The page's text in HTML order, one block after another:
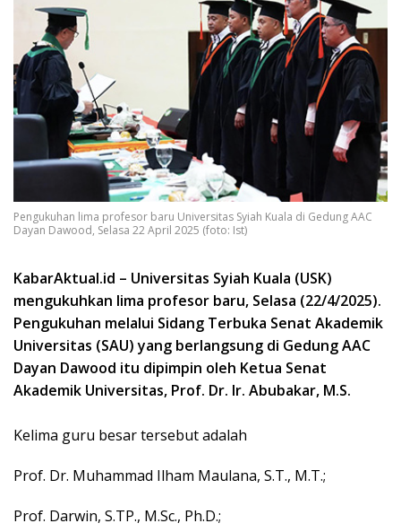
Pengukuhan lima profesor baru Universitas Syiah Kuala di Gedung AAC
Dayan Dawood, Selasa 22 April 2025 (foto: Ist)
KabarAktual.id – Universitas Syiah Kuala (USK)
mengukuhkan lima profesor baru, Selasa (22/4/2025).
Pengukuhan melalui Sidang Terbuka Senat Akademik
Universitas (SAU) yang berlangsung di Gedung AAC
Dayan Dawood itu dipimpin oleh Ketua Senat
Akademik Universitas, Prof. Dr. Ir. Abubakar, M.S.
Kelima guru besar tersebut adalah
Prof. Dr. Muhammad Ilham Maulana, S.T., M.T.;
Prof. Darwin, S.TP., M.Sc., Ph.D.;